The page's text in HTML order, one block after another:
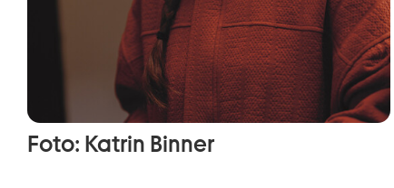
Foto: Katrin Binner